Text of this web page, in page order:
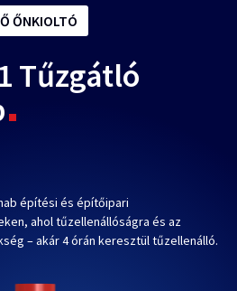
ŐNKIOLTÓ
Tűzgátló
építési és építőipari
ahol tűzellenállóságra és az
– akár 4 órán keresztül tűzellenálló.